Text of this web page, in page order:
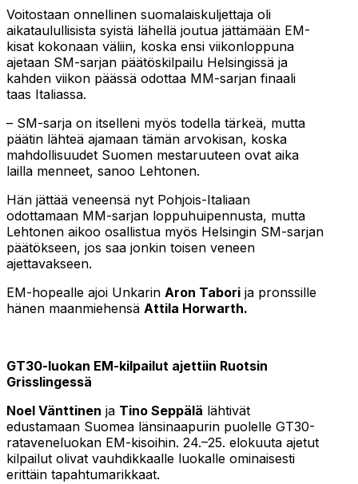
Voitostaan onnellinen suomalaiskuljettaja oli
aikataulullisista syistä lähellä joutua jättämään EM-
kisat kokonaan väliin, koska ensi viikonloppuna
ajetaan SM-sarjan päätöskilpailu Helsingissä ja
kahden viikon päässä odottaa MM-sarjan finaali
taas Italiassa.
– SM-sarja on itselleni myös todella tärkeä, mutta
päätin lähteä ajamaan tämän arvokisan, koska
mahdollisuudet Suomen mestaruuteen ovat aika
lailla menneet, sanoo Lehtonen.
Hän jättää veneensä nyt Pohjois-Italiaan
odottamaan MM-sarjan loppuhuipennusta, mutta
Lehtonen aikoo osallistua myös Helsingin SM-sarjan
päätökseen, jos saa jonkin toisen veneen
ajettavakseen.
EM-hopealle ajoi Unkarin Aron Tabori ja pronssille
hänen maanmiehensä Attila Horwarth.
GT30-luokan EM-kilpailut ajettiin Ruotsin
Grisslingessä
Noel Vänttinen ja Tino Seppälä lähtivät
edustamaan Suomea länsinaapurin puolelle GT30-
rataveneluokan EM-kisoihin. 24.–25. elokuuta ajetut
kilpailut olivat vauhdikkaalle luokalle ominaisesti
erittäin tapahtumarikkaat.